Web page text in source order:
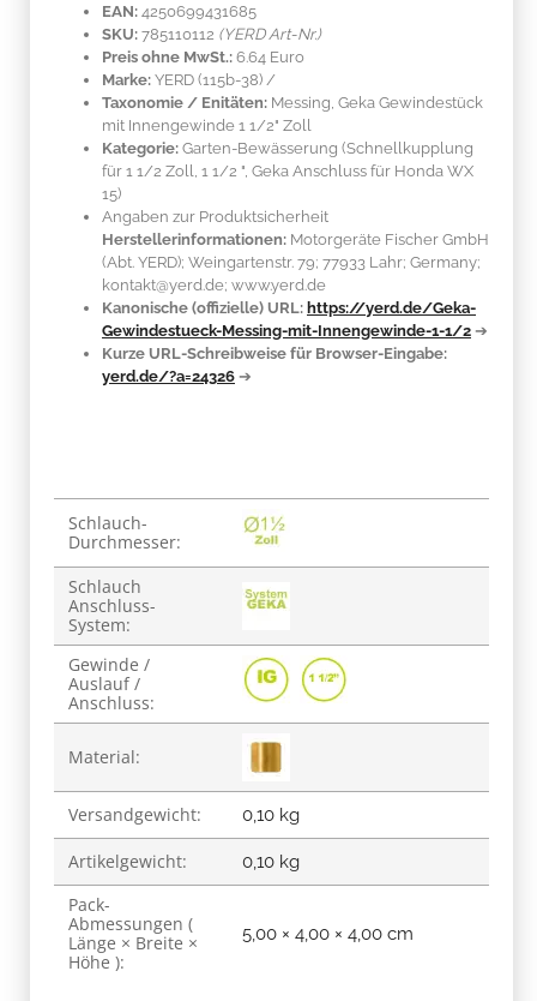
EAN: 4250699431685
SKU: 785110112 (YERD Art-Nr.)
Preis ohne MwSt.: 6.64 Euro
Marke: YERD (115b-38) /
Taxonomie / Enitäten: Messing , Geka Gewindestück
mit Innengewinde 1 1/2" Zoll
Kategorie: Garten-Bewässerung (Schnellkupplung
für 1 1/2 Zoll, 1 1/2 ", Geka Anschluss für Honda WX
15)
Angaben zur Produktsicherheit
Herstellerinformationen: Motorgeräte Fischer GmbH
(Abt. YERD); Weingartenstr. 79; 77933 Lahr; Germany;
kontakt@yerd.de; www.yerd.de
Kanonische (offizielle) URL: https://yerd.de/Geka-
Gewindestueck-Messing-mit-Innengewinde-1-1/2 ➔
Kurze URL-Schreibweise für Browser-Eingabe:
yerd.de/?a=24326 ➔
Produkteigenschaft
Wert
Schlauch-
Durchmesser:
Schlauch
Anschluss-
System:
Gewinde /
Auslauf /
Anschluss:
Material:
Versandgewicht: 0,10 kg
Artikelgewicht: 0,10 kg
Pack-
Abmessungen (
Länge × Breite ×
Höhe ):
5,00 × 4,00 × 4,00 cm